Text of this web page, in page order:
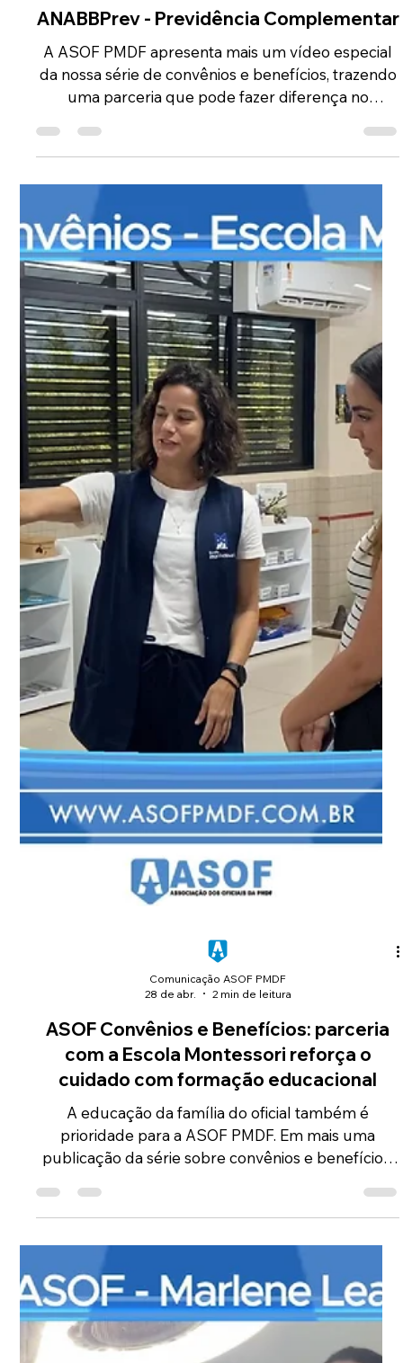
Comunicação ASOF PMDF
2 min de leitura
ASOF Convênios e Benefícios:
ANABBPrev - Previdência Complementar
A ASOF PMDF apresenta mais um vídeo especial
da nossa série de convênios e benefícios, trazendo
uma parceria que pode fazer diferença no
planejamento financeiro e previdenciário dos
nossos associados e seus familiares. Nesta edição
conversamos com Fabiano Amann, Presidente da
ANABBPrev, e Gisele Caixeta, Profissional
funciona essa oportunidade exclusiva destinada
aos associados da ASOF PMDF.